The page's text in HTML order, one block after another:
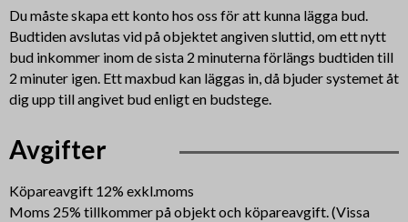
Du måste skapa ett konto hos oss för att kunna lägga bud.
Budtiden avslutas vid på objektet angiven sluttid, om ett nytt
bud inkommer inom de sista 2 minuterna förlängs budtiden till
2 minuter igen. Ett maxbud kan läggas in, då bjuder systemet åt
dig upp till angivet bud enligt en budstege.
Avgifter
Köpareavgift 12% exkl.moms
Moms 25% tillkommer på objekt och köpareavgift. (Vissa